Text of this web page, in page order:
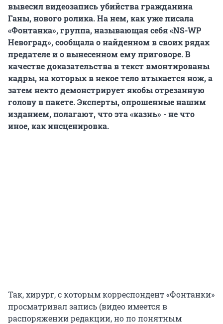
вывесил видеозапись убийства гражданина
Ганы, нового ролика. На нем, как уже писала
«Фонтанка», группа, называющая себя «NS-WP
Невоград», сообщала о найденном в своих рядах
предателе и о вынесенном ему приговоре. В
качестве доказательства в текст вмонтированы
кадры, на которых в некое тело втыкается нож, а
затем некто демонстрирует якобы отрезанную
голову в пакете. Эксперты, опрошенные нашим
изданием, полагают, что эта «казнь» - не что
иное, как инсценировка.
Так, хирург, с которым корреспондент «Фонтанки»
просматривал запись (видео имеется в
распоряжении редакции, но по понятным